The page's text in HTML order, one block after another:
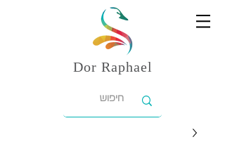
Dor Raphael